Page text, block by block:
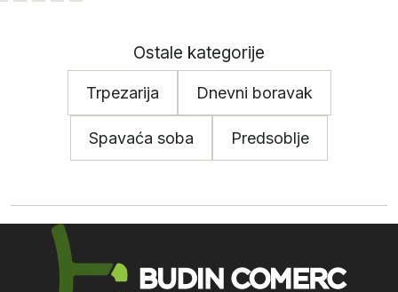
Ostale kategorije
Trpezarija Dnevni boravak
Spavaća soba Predsoblje